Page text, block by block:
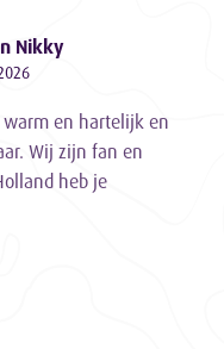
Nikky
en hartelijk en
Wij zijn fan en
heb je